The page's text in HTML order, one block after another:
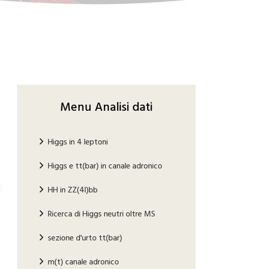
Menu Analisi dati
Higgs in 4 leptoni
Higgs e tt(bar) in canale adronico
HH in ZZ(4l)bb
Ricerca di Higgs neutri oltre MS
sezione d'urto tt(bar)
m(t) canale adronico